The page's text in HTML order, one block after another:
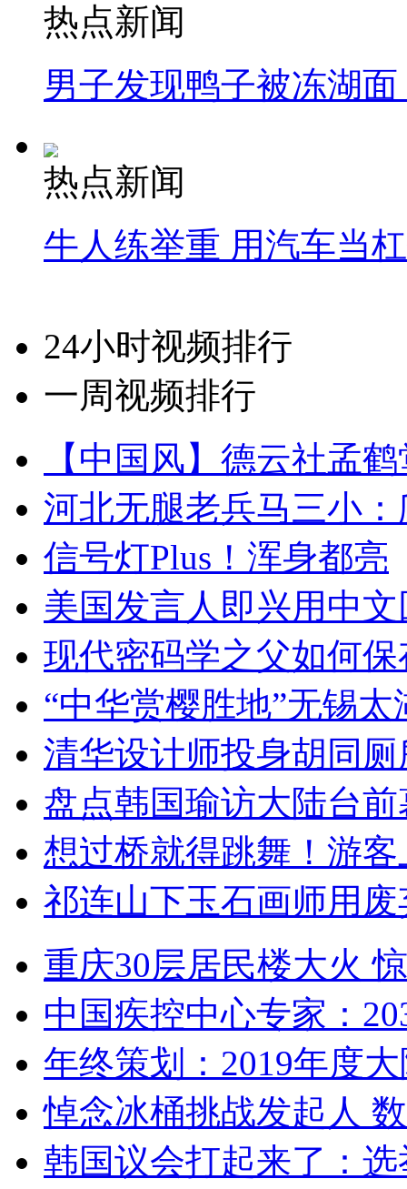
热点新闻
男子发现鸭子被冻湖
热点新闻
牛人练举重 用汽车当
24小时视频排行
一周视频排行
【中国风】德云社孟
河北无腿老兵马三小
信号灯Plus！浑身都亮
美国发言人即兴用中
现代密码学之父如何
“中华赏樱胜地”无锡
清华设计师投身胡同
盘点韩国瑜访大陆台
想过桥就得跳舞！游客
祁连山下玉石画师用
重庆30层居民楼大火
中国疾控中心专家：
年终策划：2019年度
悼念冰桶挑战发起人
韩国议会打起来了：